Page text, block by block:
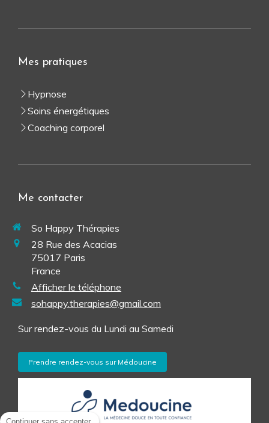
Mes pratiques
Hypnose
Soins énergétiques
Coaching corporel
Me contacter
So Happy Thérapies
28 Rue des Acacias
75017 Paris
France
Afficher le téléphone
sohappy.therapies@gmail.com
Sur rendez-vous du Lundi au Samedi
Prendre rendez-vous sur Médoucine